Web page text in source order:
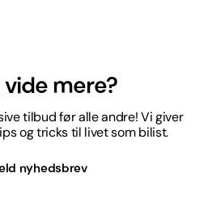
mere?
tilbud før alle andre! Vi giver
og tricks til livet som bilist.
nyhedsbrev